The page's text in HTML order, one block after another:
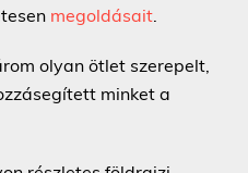
megoldásait.
olyan ötlet szerepelt,
minket a